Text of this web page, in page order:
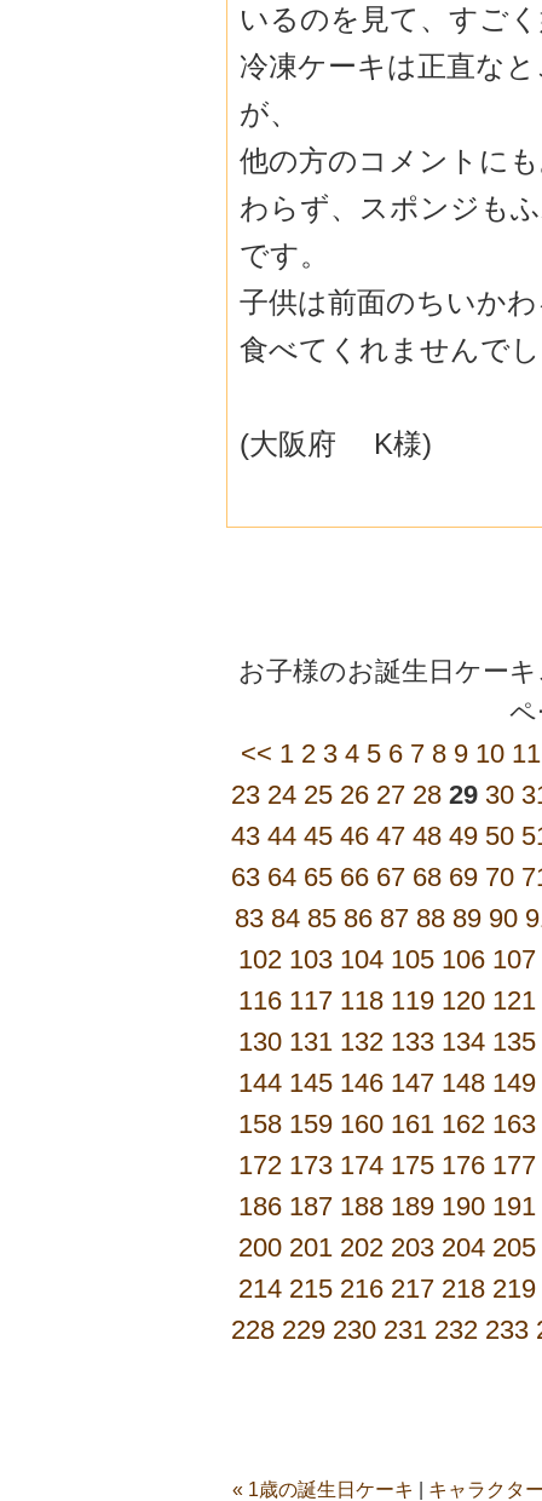
いるのを見て 、すご
冷凍ケーキは正直な
が、
他の方のコメントに
わらず、
スポンジも
です。
子供は前面のちいか
食べてくれませんで
(大阪府 K様)
お子様のお誕生日ケー
<< 1 2 3 4 5 6 7 8 9 10 11
23 24 25 26 27 28 29 30
43 44 45 46 47 48 49 50
63 64 65 66 67 68 69 70
83 84 85 86 87 88 89 90
102 103 104 105 106 107
116 117 118 119 120 121
130 131 132 133 134 135
144 145 146 147 148 149
158 159 160 161 162 163
172 173 174 175 176 177
186 187 188 189 190 191
200 201 202 203 204 205
214 215 216 217 218 219
228 229 230 231 232 233
« 1歳の誕生日ケーキ
キャラクタ